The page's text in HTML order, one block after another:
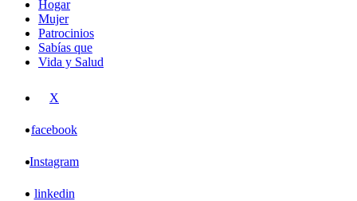
Hogar
Mujer
Patrocinios
Sabías que
Vida y Salud
X
facebook
Instagram
linkedin